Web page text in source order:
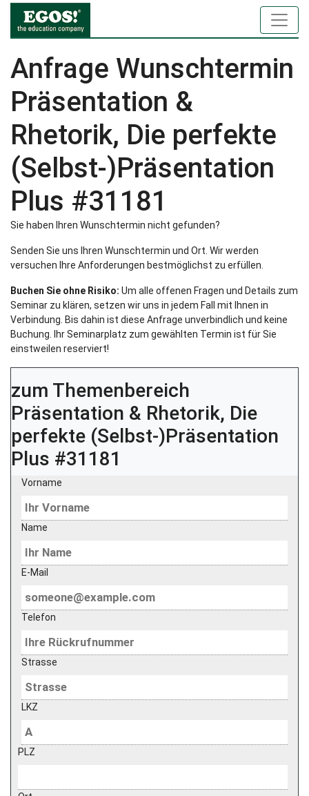
Anfrage Wunschtermin
Präsentation &
Rhetorik, Die perfekte
(Selbst-)Präsentation
Plus #31181
Sie haben Ihren Wunschtermin nicht gefunden?
Senden Sie uns Ihren Wunschtermin und Ort. Wir werden
versuchen Ihre Anforderungen bestmöglichst zu erfüllen.
Buchen Sie ohne Risiko: Um alle offenen Fragen und Details zum
Seminar zu klären, setzen wir uns in jedem Fall mit Ihnen in
Verbindung. Bis dahin ist diese Anfrage unverbindlich und keine
Buchung. Ihr Seminarplatz zum gewählten Termin ist für Sie
einstweilen reserviert!
zum Themenbereich
Präsentation & Rhetorik, Die
perfekte (Selbst-)Präsentation
Plus #31181
Vorname
Name
E-Mail
Telefon
Strasse
LKZ
PLZ